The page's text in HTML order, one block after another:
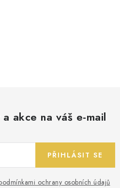
akce na váš e-mail
ochrany osobních údajů
PŘIHLÁSIT SE